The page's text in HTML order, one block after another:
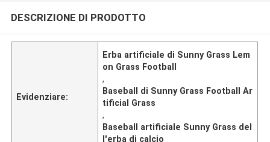
DESCRIZIONE DI PRODOTTO
Evidenziare:
Erba artificiale di Sunny Grass Lem
on Grass Football
,
Baseball di Sunny Grass Football Ar
tificial Grass
,
Baseball artificiale Sunny Grass del
l'erba di calcio